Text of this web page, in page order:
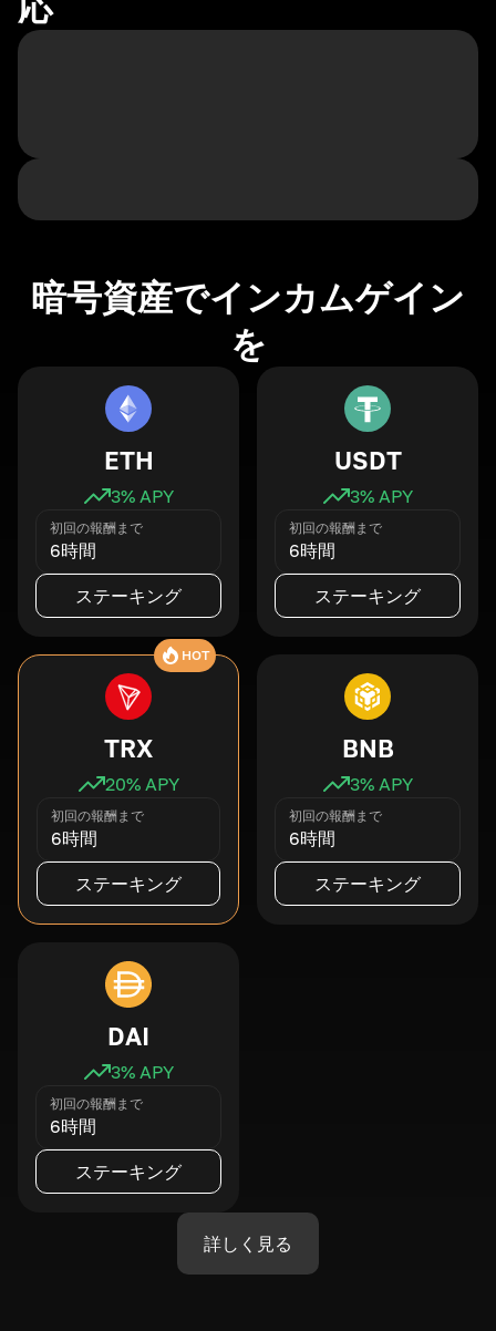
暗号資産でインカムゲイン
を
ETH
3% APY
初回の報酬まで
6時間
ステーキング
USDT
3% APY
初回の報酬まで
6時間
ステーキング
HOT
TRX
20% APY
初回の報酬まで
6時間
ステーキング
BNB
3% APY
初回の報酬まで
6時間
ステーキング
DAI
3% APY
初回の報酬まで
6時間
ステーキング
詳しく見る